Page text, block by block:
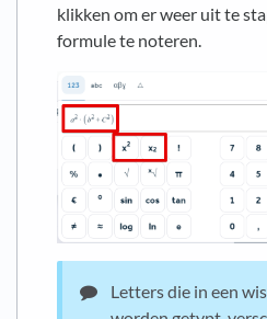
klikken om er weer uit te
formule te noteren.
Letters die in een